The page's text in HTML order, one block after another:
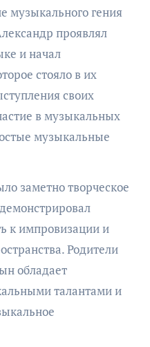
музыкального гения
проявлял
и начал
стояло в их
своих
в музыкальных
музыкальные
заметно творческое
к импровизации и
Родители
обладает
талантами и